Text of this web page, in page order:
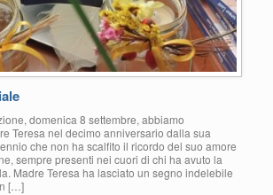
domenica 8 settembre, abbiamo
Teresa nel decimo anniversario dalla sua
che non ha scalfito il ricordo del suo amore
sempre presenti nei cuori di chi ha avuto la
Madre Teresa ha lasciato un segno indelebile
[…]